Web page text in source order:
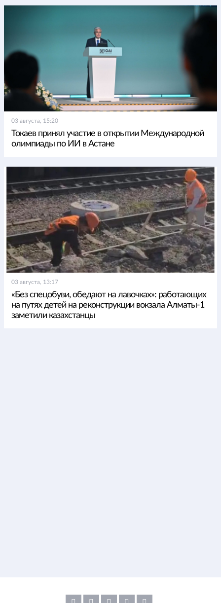
03 августа, 15:20
Токаев принял участие в открытии Международной
олимпиады по ИИ в Астане
03 августа, 13:17
«Без спецобуви, обедают на лавочках»: работающих
на путях детей на реконструкции вокзала Алматы-1
заметили казахстанцы